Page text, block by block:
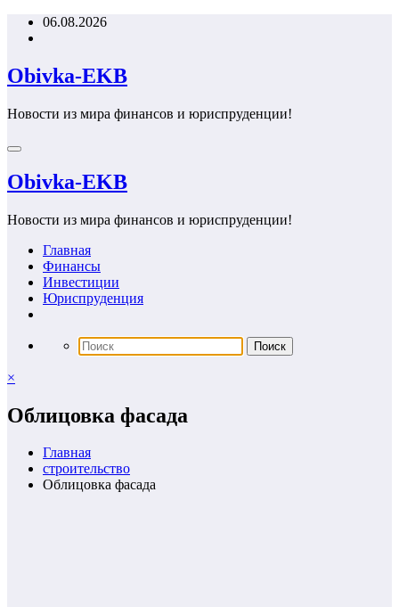
Перейти06.08.2026
Obivka-EKB
Новости из мира финансов и юриспруденции!
Obivka-EKB
Новости из мира финансов и юриспруденции!
Главная
Финансы
Инвестиции
Юриспруденция
×
Облицовка фасада
Главная
строительство
Облицовка фасада